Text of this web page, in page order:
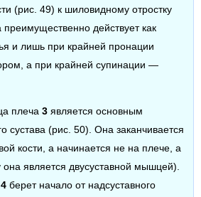
(рис. 49) к шиловидному отростку
действует как
и лишь при крайней пронации
а при крайней супинации —
плеча 3 является основным
сустава (рис. 50). Она заканчивается
кости, а начинается не на плече, а
она является двусуставной мышцей).
4 берет начало от надсуставного